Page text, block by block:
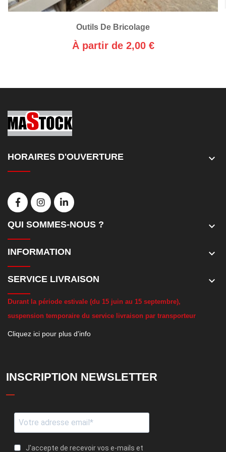
Outils De Bricolage
À partir de 2,00 €
HORAIRES D'OUVERTURE keyboard_arrow_down
QUI SOMMES-NOUS ? keyboard_arrow_down
INFORMATION keyboard_arrow_down
SERVICE LIVRAISON keyboard_arrow_down
Durant la période estivale (du 15 juin au 15 septembre),
suspension temporaire du service livraison par transporteur
Cliquez ici pour plus d'info
INSCRIPTION NEWSLETTER
J'accepte de recevoir vos e-mails et